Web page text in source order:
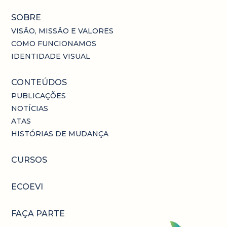
SOBRE
VISÃO, MISSÃO E VALORES
COMO FUNCIONAMOS
IDENTIDADE VISUAL
CONTEÚDOS
PUBLICAÇÕES
NOTÍCIAS
ATAS
HISTÓRIAS DE MUDANÇA
CURSOS
ECOEVI
FAÇA PARTE